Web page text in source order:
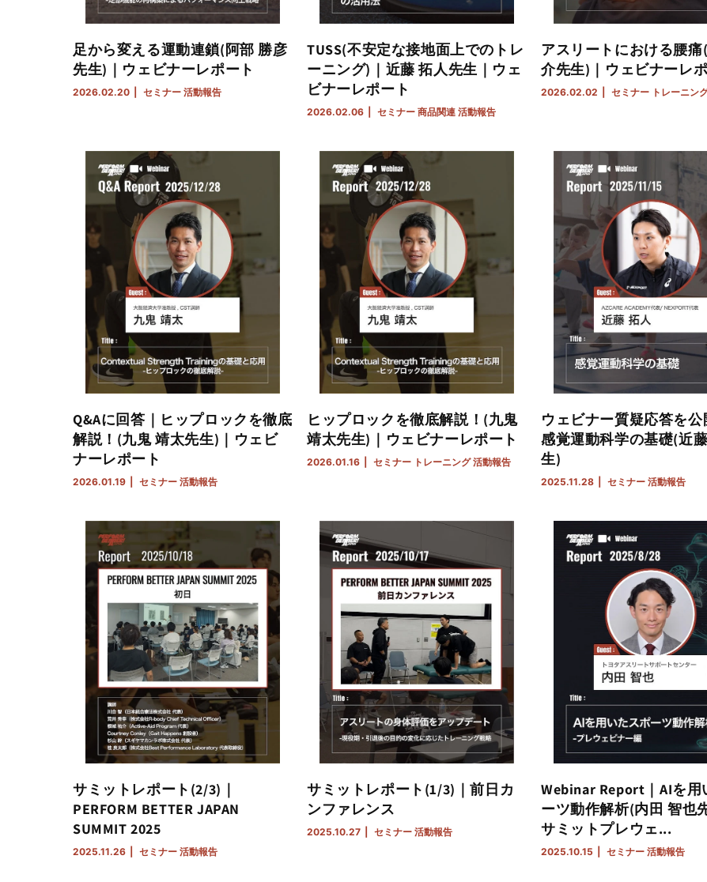
足から変える運動連鎖(阿部 勝彦
先生)｜ウェビナーレポート
2026.02.20 セミナー 活動報告
TUSS(不安定な接地面上でのトレ
ーニング)｜近藤 拓人先生｜ウェ
ビナーレポート
2026.02.06 セミナー 商品関連 活動報告
アスリートにおける腰
介先生)｜ウェビナーレ
2026.02.02 セミナー トレーニン
Q&Aに回答｜ヒップロックを徹底
解説！(九鬼 靖太先生)｜ウェビ
ナーレポート
2026.01.19 セミナー 活動報告
ヒップロックを徹底解説！(九鬼
靖太先生)｜ウェビナーレポート
2026.01.16 セミナー トレーニング 活動報告
ウェビナー質疑応答を公
感覚運動科学の基礎(近
生)
2025.11.28 セミナー 活動報告
サミットレポート(2/3)｜
PERFORM BETTER JAPAN
SUMMIT 2025
2025.11.26 セミナー 活動報告
サミットレポート(1/3)｜前日カ
ンファレンス
2025.10.27 セミナー 活動報告
Webinar Report｜AIを用
ーツ動作解析(内田 智也
サミットプレウェ...
2025.10.15 セミナー 活動報告